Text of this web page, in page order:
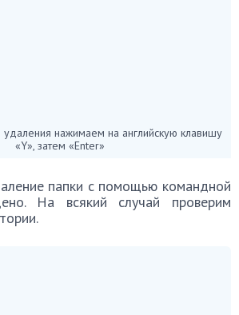
нажимаем на английскую клавишу
«Y», затем «Enter»
папки с помощью командной
На всякий случай проверим